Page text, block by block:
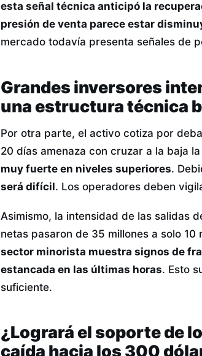
esta señal técnica anticipó la
presión de venta parece estar
mercado todavía presenta señales de
Grandes inversores
una estructura técnica
Por otra parte, el activo cotiza por
20 días amenaza con cruzar a la baja
muy fuerte en niveles superiores.
será difícil. Los operadores deben
Asimismo, la intensidad de las salidas
netas pasaron de 35 millones a solo 10
sector minorista muestra signos de
estancada en las últimas horas. Esto
suficiente.
¿Logrará el soporte de
caída hacia los 300